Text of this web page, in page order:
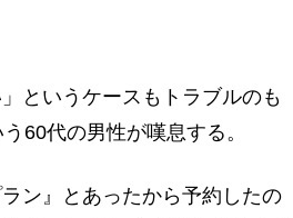
というケースもトラブルのも
60代の男性が嘆息する。
ン』とあったから予約したの